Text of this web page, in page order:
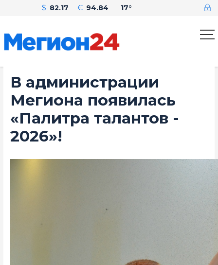
$ 82.17 € 94.84 17°
В администрации
Мегиона появилась
«Палитра талантов -
2026»!